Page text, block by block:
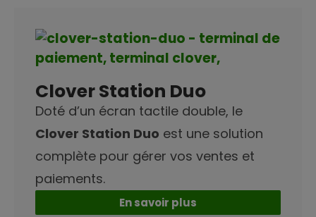
Clover Station Duo
Doté d’un écran tactile double, le
Clover Station Duo est une solution
complète pour gérer vos ventes et
paiements.
En savoir plus